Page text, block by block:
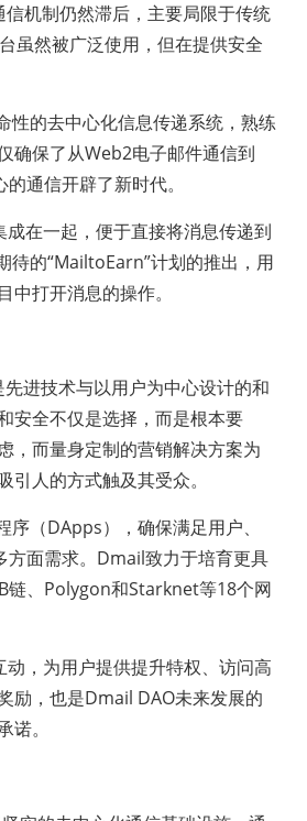
机制仍然滞后，主要局限于传统
虽然被广泛使用，但在提供安全
性的去中心化信息传递系统，熟练
确保了从Web2电子邮件通信到
通信开辟了新时代。
在一起，便于直接将消息传递到
的“MailtoEarn”计划的推出，用
打开消息的操作。
进技术与以用户为中心设计的和
安全不仅是选择，而是根本要
，而量身定制的营销解决方案为
人的方式触及其受众。
（DApps），确保满足用户、
方面需求。Dmail致力于培育更具
链、Polygon和Starknet等18个网
，为用户提供提升特权、访问高
励，也是Dmail DAO未来发展的
。